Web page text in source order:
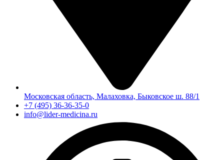
Московская область, Малаховка, Быковское ш. 88/1
+7 (495) 36-36-35-0
info@lider-medicina.ru